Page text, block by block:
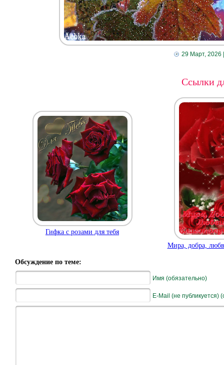
29 Март, 2026
Ссылки
Гифка с розами для тебя
Мира, добра,
Обсуждение по теме:
Имя (обязательно)
E-Mail (не публикуется)